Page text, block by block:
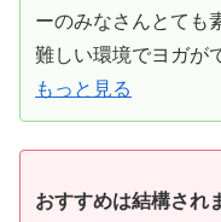
ーのみなさんとても
難しい環境でヨガが
もっと見る
おすすめは結構され